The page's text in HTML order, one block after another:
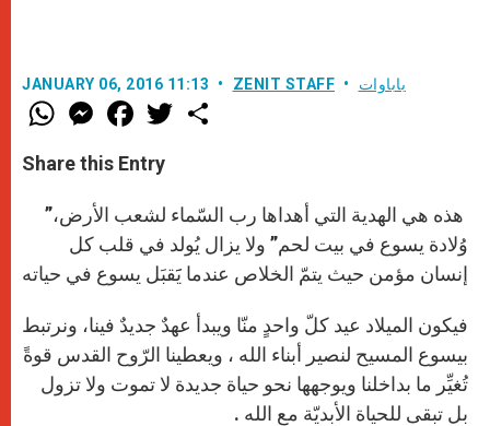
JANUARY 06, 2016 11:13 ZENIT STAFF باباوات
W
h
t
s
p
M
e
s
e
g
e
r
F
a
e
b
o
k
w
r
Share this Entry
هذه هي الهدية التي أهداها رب السّماء لشعب الأرض،”
وُلادة يسوع في بيت لحم” ولا يزال يُولد في قلب كل
إنسان مؤمن حيث يتمّ الخلاص عندما يََقبَل يسوع في حياته
فيكون الميلاد عيد كلّ واحدٍ منّا ويبدأ عهدٌ جديدٌ فينا، ونرتبط
بيسوع المسيح لنصير أبناء الله ، ويعطينا الرّوح القدس قوةً
تُغيِّر ما بداخلنا ويوجهها نحو حياة جديدة لا تموت ولا تزول
بل تبقى للحياة الأبديّة مع الله .